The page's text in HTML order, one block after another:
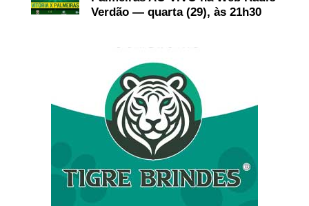
Verdão — quarta (29), às 21h30